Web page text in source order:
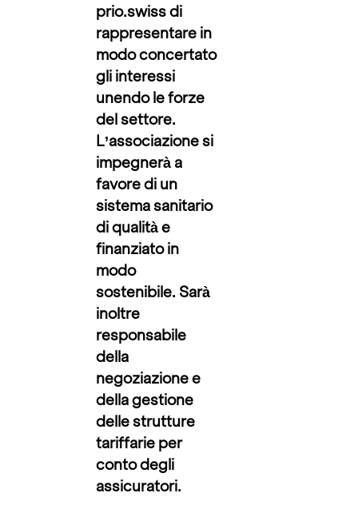
prio.swiss di
rappresentare in
modo concertato
gli interessi
unendo le forze
del settore.
L’associazione si
impegnerà a
favore di un
sistema sanitario
di qualità e
finanziato in
modo
sostenibile. Sarà
inoltre
responsabile
della
negoziazione e
della gestione
delle strutture
tariffarie per
conto degli
assicuratori.